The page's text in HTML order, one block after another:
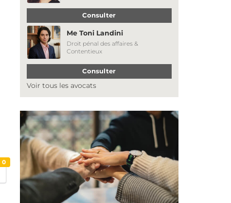
0
Consulter
Me Toni Landini
Droit pénal des affaires &
Contentieux
Consulter
Voir tous les avocats